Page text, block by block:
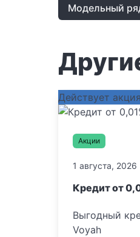
Модельный
Действует акция
Акции
1 августа, 2026
Кредит от
Выгодный
Voyah